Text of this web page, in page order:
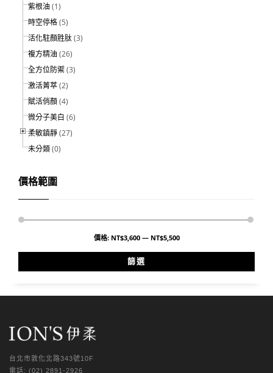
紫根油 (1)
時空停格(5)
活化駐顏胜肽(3)
複方精油 (26)
全方位防禦(3)
激活菁萃(2)
賦活俏顏(4)
微分子美白 (6)
柔敏鎮靜(27)
未分類(0)
價格範圍
篩選
價格: NT$3,600— NT$5,500
台北市敦化北路343號10F
電話: (02) 2891-2926